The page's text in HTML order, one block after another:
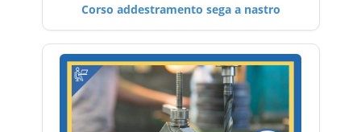
Corso addestramento sega a nastro